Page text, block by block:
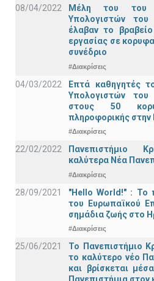
08/04/2022
Μέλη του του
Υπολογιστών του
έλαβαν το
εργασίας σε
συνέδριο
#Διακρίσεις
04/03/2022
Επτά καθηγητές
Υπολογιστών του
στους 50
πληροφορικής στην
#Διακρίσεις
22/02/2022
Πανεπιστήμιο
καλύτερα Νέα
#Διακρίσεις
28/09/2021
"Hello World!" : Το
του Ευρωπαϊκού
σημάδια ζωής στο
#Διακρίσεις
25/06/2021
Το Πανεπιστήμιο
το καλύτερο νέο
και βρίσκεται